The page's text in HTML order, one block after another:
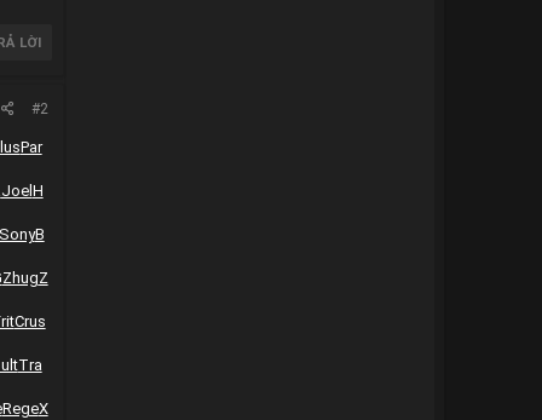
LỜI
#2
Par
Joel H
B
ZhugZ
Crus
Tra
RegeX